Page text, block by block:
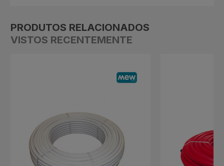
PRODUTOS RELACIONADOS
VISTOS RECENTEMENTE